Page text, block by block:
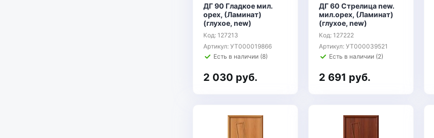
ДГ 90 Гладкое мил.
орех, (Ламинат)
(глухое, new)
Код: 127213
Артикул: УТ000019866
Есть в наличии (8)
2 030 руб.
ДГ 60 Стрелица new.
мил.орех, (Ламинат)
(глухое, new)
Код: 127222
Артикул: УТ000039521
Есть в наличии (2)
2 691 руб.